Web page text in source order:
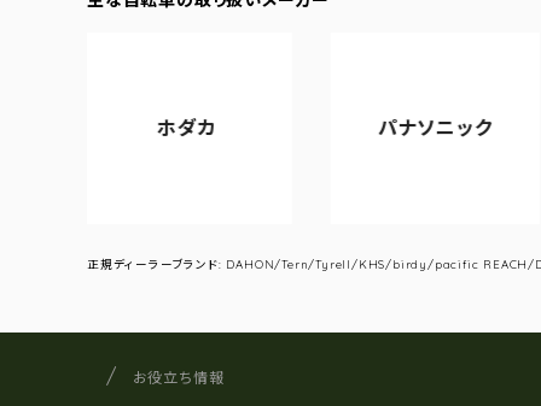
パナソニック
正規ディーラーブランド: DAHON/Tern/Tyrell/KHS/birdy/pacific
サイト内の現在地
サイクルショップナカゴヤ
お役立ち情報